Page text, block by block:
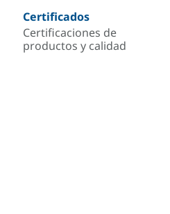
Certificados
Certificaciones de
productos y calidad